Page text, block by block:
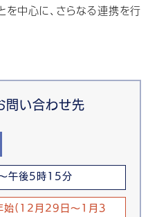
を中心に、さらなる連携を行
問い合わせ先
午後5時15分
始(12月29日～1月3